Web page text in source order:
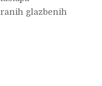
glazbenih